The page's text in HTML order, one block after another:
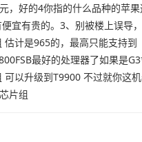
，好的4你指的什么品种的苹
宜有贵的。3、别被楼上误导
估计是965的，最高只能支持到
最好的处理器了如果是
可以升级到T9900 不过就你这
片组